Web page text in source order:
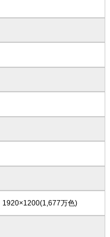
1920×1200(1,677万色)